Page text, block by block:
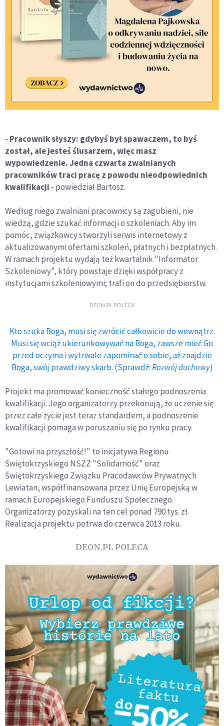
- Pracownik słyszy: gdybyś był spawaczem, to byś
został, ale jesteś ślusarzem, więc masz
wypowiedzenie. Jedna czwarta zwalnianych
pracowników traci pracę z powodu nieodpowiednich
kwalifikacji - powiedział Bartosz.
Według niego zwalniani pracownicy są zagubieni, nie
wiedzą, gdzie szukać informacji o szkoleniach. Aby im
pomóc, związkowcy stworzyli serwis internetowy z
aktualizowanymi ofertami szkoleń, płatnych i bezpłatnych.
W ramach projektu wydają też kwartalnik "Informator
Szkoleniowy", który powstaje dzięki współpracy z
instytucjami szkoleniowymi; trafi on do przedsiębiorstw.
DEON.PL POLECA
Kto szuka Boga, musi się zwrócić całkowicie do wewnątrz.
Musi się wciąż ukierunkowywać na Boga, zawsze mieć Go
przed oczyma i wytrwale zapominać o sobie, aż znajdzie
Boga, swój prawdziwy skarb. (Sprawdź:Rozwój duchowy)
Projekt ma promować konieczność stałego podnoszenia
kwalifikacji. Jego organizatorzy przekonują, że uczenie się
przez całe życie jest teraz standardem, a podnoszenie
kwalifikacji pomaga w poruszaniu się po rynku pracy.
"Gotowi na przyszłość!" to inicjatywa Regionu
Świętokrzyskiego NSZZ "Solidarność" oraz
Świętokrzyskiego Związku Pracodawców Prywatnych
Lewiatan, współfinansowana przez Unię Europejską w
ramach Europejskiego Funduszu Społecznego.
Organizatorzy pozyskali na ten cel ponad 790 tys. zł.
Realizacja projektu potrwa do czerwca 2013 roku.
DEON.PL POLECA